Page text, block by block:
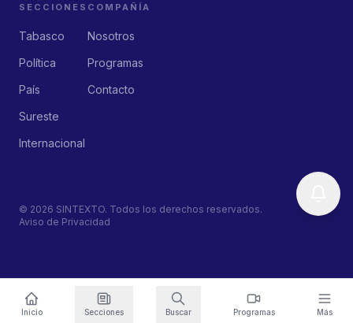
SECCIONES
Tabasco
Política
País
Sureste
Internacional
COMPAÑÍA
Nosotros
Programas
Contacto
© 2026 SINTEXTO. Todos los derechos reservados.
Aviso de Privacidad
Inicio Secciones Buscar Programas Más